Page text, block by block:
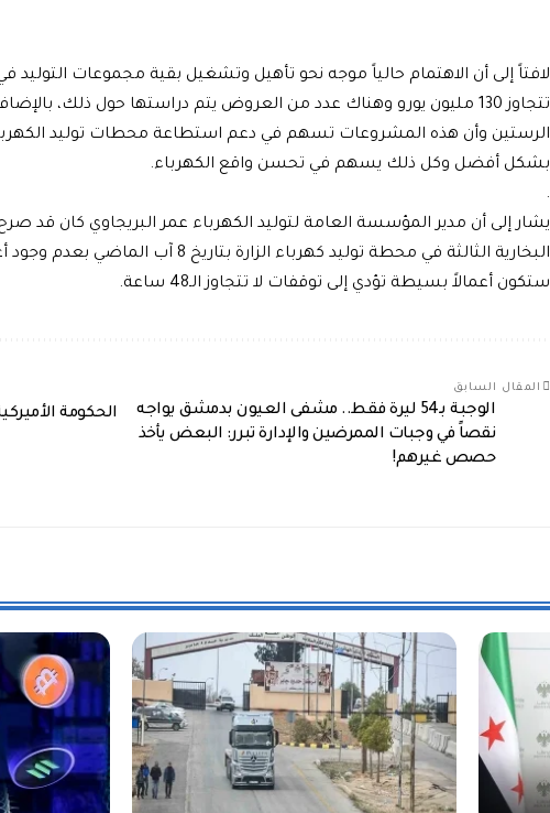
لافتاً إلى أن الاهتمام حالياً موجه نحو تأهيل وتشغيل بقية مجموعات
تتجاوز 130 مليون يورو وهناك عدد من العروض يتم دراستها حول ذلك،
الرستين وأن هذه المشروعات تسهم في دعم استطاعة محطات توليد
بشكل أفضل وكل ذلك يسهم في تحسن واقع الكهرباء.
.
يشار إلى أن مدير المؤسسة العامة لتوليد الكهرباء عمر البريجاوي كان قد
البخارية الثالثة في محطة توليد كهرباء الزارة بتاريخ 8 آب الماضي بعدم وجود أعمال صيانة كبيرة
ستكون أعمالاً بسيطة تؤدي إلى توقفات لا تتجاوز الـ48 ساعة.
المقال السابق
الوجبة بـ54 ليرة فقط.. مشفى العيون بدمشق يواجه
نقصاً في وجبات الممرضين والإدارة تبرر: البعض يأخذ
حصص غيرهم!
الحكومة